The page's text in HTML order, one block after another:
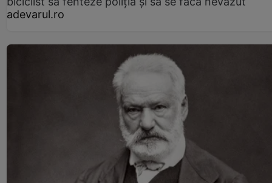
adevarul.ro